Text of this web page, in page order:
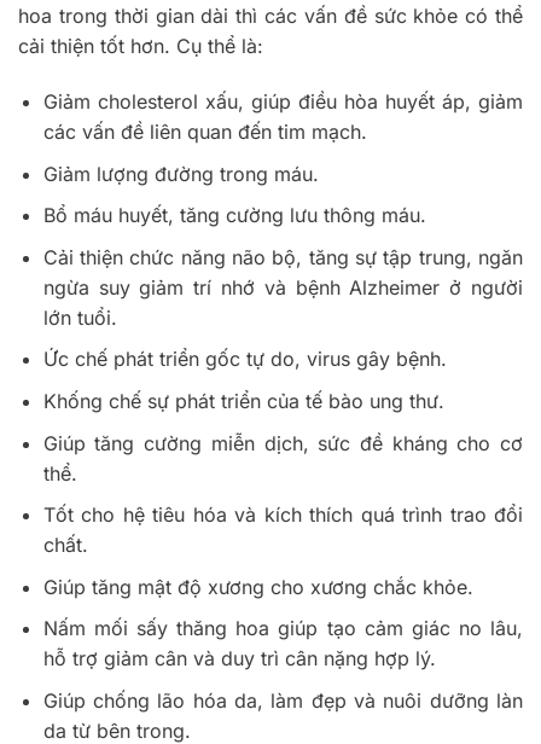
hoa trong thời gian dài thì các vấn đề sức khỏe có thể
cải thiện tốt hơn. Cụ thể là:
Giảm cholesterol xấu, giúp điều hòa huyết áp, giảm
các vấn đề liên quan đến tim mạch.
Giảm lượng đường trong máu.
Bổ máu huyết, tăng cường lưu thông máu.
Cải thiện chức năng não bộ, tăng sự tập trung, ngăn
ngừa suy giảm trí nhớ và bệnh Alzheimer ở người
lớn tuổi.
Ức chế phát triển gốc tự do, virus gây bệnh.
Khống chế sự phát triển của tế bào ung thư.
Giúp tăng cường miễn dịch, sức đề kháng cho cơ
thể.
Tốt cho hệ tiêu hóa và kích thích quá trình trao đổi
chất.
Giúp tăng mật độ xương cho xương chắc khỏe.
Nấm mối sấy thăng hoa giúp tạo cảm giác no lâu,
hỗ trợ giảm cân và duy trì cân nặng hợp lý.
Giúp chống lão hóa da, làm đẹp và nuôi dưỡng làn
da từ bên trong.